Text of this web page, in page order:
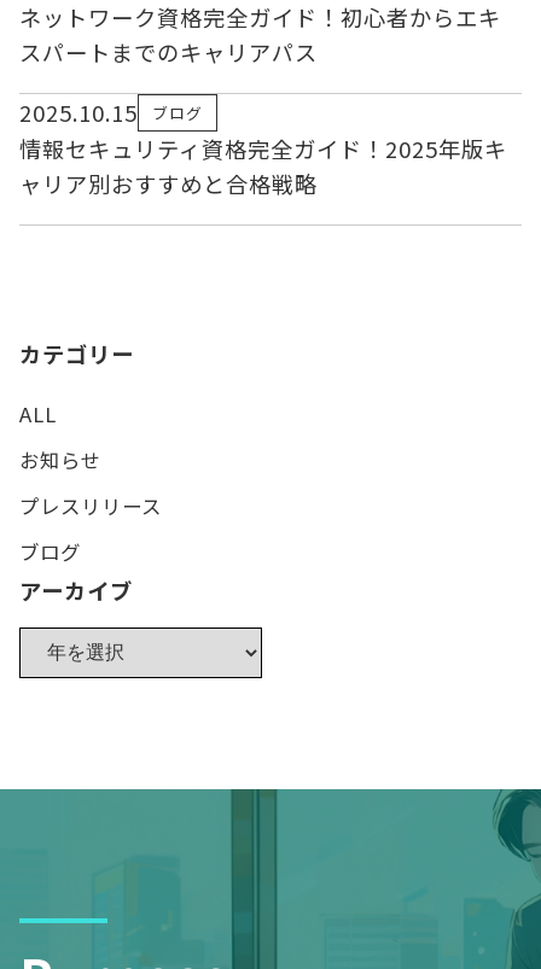
ネットワーク資格完全ガイド！初心者からエキ
スパートまでのキャリアパス
2025.10.15
ブログ
情報セキュリティ資格完全ガイド！2025年版キ
ャリア別おすすめと合格戦略
カテゴリー
ALL
お知らせ
プレスリリース
ブログ
アーカイブ